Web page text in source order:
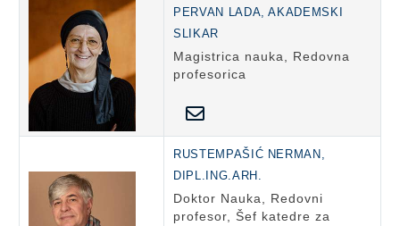
PERVAN LADA, AKADEMSKI
SLIKAR
Magistrica nauka, Redovna
profesorica
RUSTEMPAŠIĆ NERMAN,
DIPL.ING.ARH.
Doktor Nauka, Redovni
profesor, Šef katedre za